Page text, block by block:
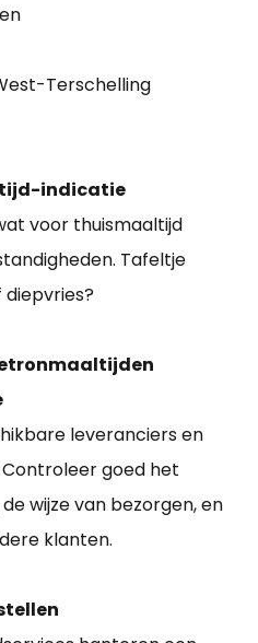
Terschelling
indicatie
voor thuismaaltijd
Tafeltje
diepvries?
leveranciers en
goed het
wijze van bezorgen, en
klanten.